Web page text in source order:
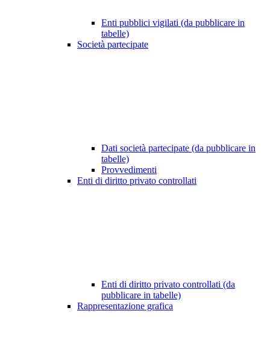
Enti pubblici vigilati (da pubblicare in
tabelle)
Società partecipate
Dati società partecipate (da pubblicare in
tabelle)
Provvedimenti
Enti di diritto privato controllati
Enti di diritto privato controllati (da
pubblicare in tabelle)
Rappresentazione grafica